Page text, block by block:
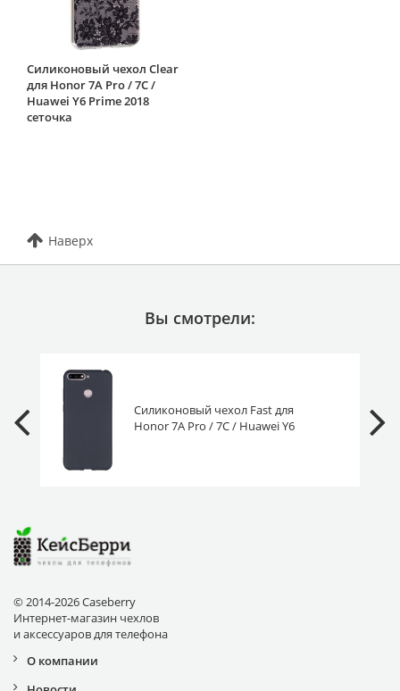
Силиконовый чехол Clear
для Honor 7A Pro / 7C /
Huawei Y6 Prime 2018
сеточка
Наверх
Вы смотрели:
Силиконовый чехол Fast для
Honor 7A Pro / 7C / Huawei Y6
© 2014-2026 Caseberry
Интернет-магазин чехлов
и аксессуаров для телефона
О компании